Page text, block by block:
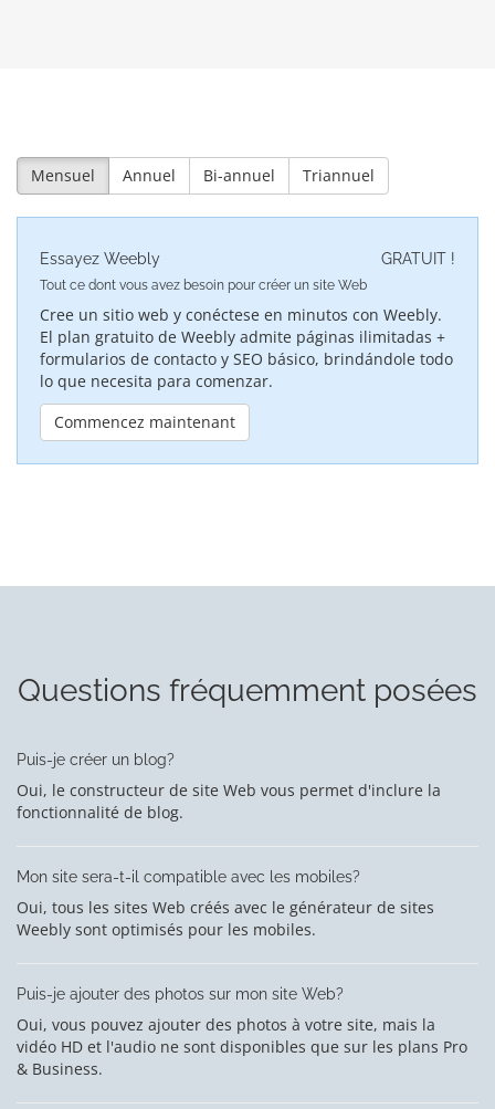
Mensuel Annuel Bi-annuel Triannuel
GRATUIT !
Essayez Weebly
Tout ce dont vous avez besoin pour créer un site Web
Cree un sitio web y conéctese en minutos con Weebly.
El plan gratuito de Weebly admite páginas ilimitadas +
formularios de contacto y SEO básico, brindándole todo
lo que necesita para comenzar.
Commencez maintenant
Questions fréquemment posées
Puis-je créer un blog?
Oui, le constructeur de site Web vous permet d'inclure la
fonctionnalité de blog.
Mon site sera-t-il compatible avec les mobiles?
Oui, tous les sites Web créés avec le générateur de sites
Weebly sont optimisés pour les mobiles.
Puis-je ajouter des photos sur mon site Web?
Oui, vous pouvez ajouter des photos à votre site, mais la
vidéo HD et l'audio ne sont disponibles que sur les plans Pro
& Business.